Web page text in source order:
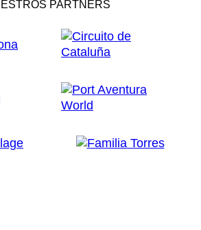
PARTNERS